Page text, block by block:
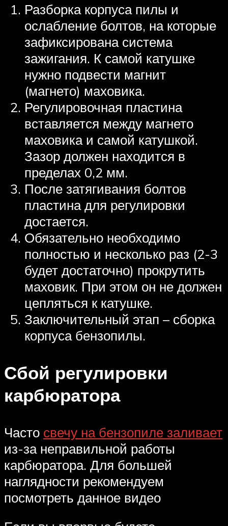
Разборка корпуса пилы и
ослабление болтов, на которые
зафиксирована система
зажигания. К самой катушке
нужно подвести магнит
(магнето) маховика.
Регулировочная пластина
вставляется между магнето
маховика и самой катушкой.
Зазор должен находится в
пределах 0,2 мм.
После затягивания болтов
пластина для регулировки
достается.
Обязательно необходимо
полностью и несколько раз (2-3
будет достаточно) прокрутить
маховик. При этом он не должен
цепляться к катушке.
Заключительный этап – сборка
корпуса бензопилы.
Сбой регулировки
карбюратора
Часто свечу на бензопиле заливает
из-за неправильной работы
карбюратора. Для большей
наглядности рекомендуем
посмотреть данное видео